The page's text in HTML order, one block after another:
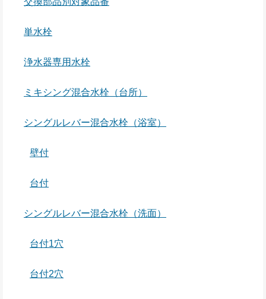
単水栓
浄水器専用水栓
ミキシング混合水栓（台所）
シングルレバー混合水栓（浴室）
壁付
台付
シングルレバー混合水栓（洗面）
台付1穴
台付2穴